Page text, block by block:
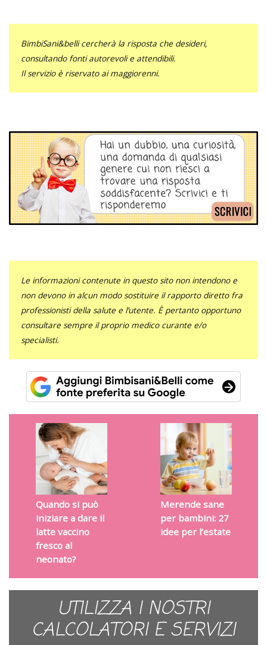
BimbiSani&belli cercherà la risposta che desideri,
consultando fonti autorevoli e attendibili.
Il servizio è riservato ai maggiorenni.
Le informazioni contenute in questo sito non intendono e
non devono in alcun modo sostituire il rapporto diretto fra
professionisti della salute e l’utente. È pertanto opportuno
consultare sempre il proprio medico curante e/o
specialisti.
Quando si può
iniziare a dare il
latte vaccino
fresco al
neonato?
Merende sane
per bambini: 27
idee per l’estate
UTILIZZA I NOSTRI
CALCOLATORI E SERVIZI